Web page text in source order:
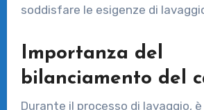
soddisfare le esigenze di
Importanza del
bilanciamento del
Durante il processo di lavaggio,